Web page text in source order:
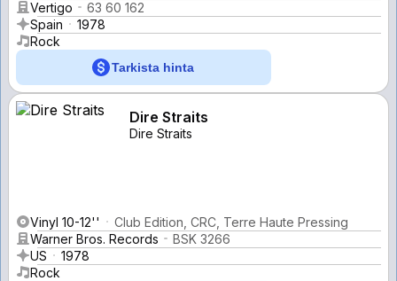
Vertigo
63 60 162
Spain
1978
Rock
Tarkista hinta
Dire Straits
Dire Straits
Vinyl 10-12''
Club Edition, CRC, Terre Haute Pressing
Warner Bros. Records
BSK 3266
US
1978
Rock